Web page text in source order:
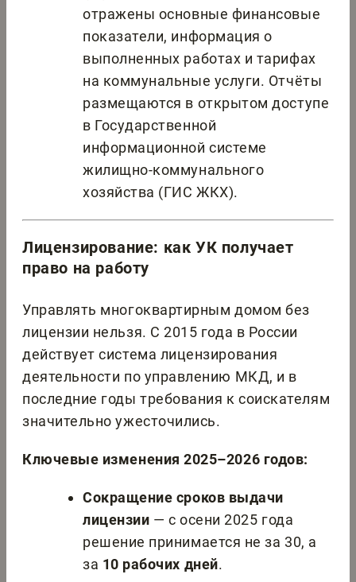
отражены основные финансовые
показатели, информация о
выполненных работах и тарифах
на коммунальные услуги. Отчёты
размещаются в открытом доступе
в Государственной
информационной системе
жилищно-коммунального
хозяйства (ГИС ЖКХ).
Лицензирование: как УК получает
право на работу
Управлять многоквартирным домом без
лицензии нельзя. С 2015 года в России
действует система лицензирования
деятельности по управлению МКД, и в
последние годы требования к соискателям
значительно ужесточились.
Ключевые изменения 2025–2026 годов:
Сокращение сроков выдачи
лицензии — с осени 2025 года
решение принимается не за 30, а
за 10 рабочих дней.